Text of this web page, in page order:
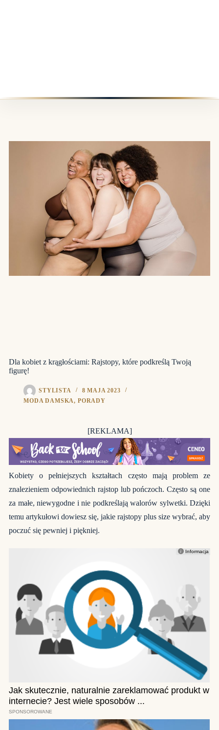
Dla kobiet z krągłościami: Rajstopy, które podkreślą Twoją
figurę!
STYLISTA
8 MAJA 2023
MODA DAMSKA, PORADY
[REKLAMA]
Kobiety o pełniejszych kształtach często mają problem ze
znalezieniem odpowiednich rajstop lub pończoch. Często są one
za małe, niewygodne i nie podkreślają walorów sylwetki. Dzięki
temu artykułowi dowiesz się, jakie rajstopy plus size wybrać, aby
poczuć się pewniej i piękniej.